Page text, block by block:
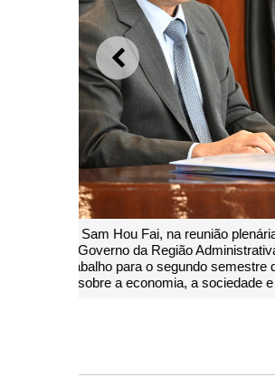
ANTERIOR
Chefe do Executivo, Sam
acção governativa do
prioridades de trabalho
deputados sobre a